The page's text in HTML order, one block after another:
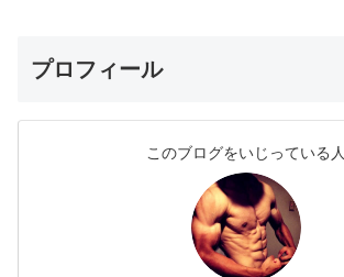
プロフィール
このブログをいじっている人